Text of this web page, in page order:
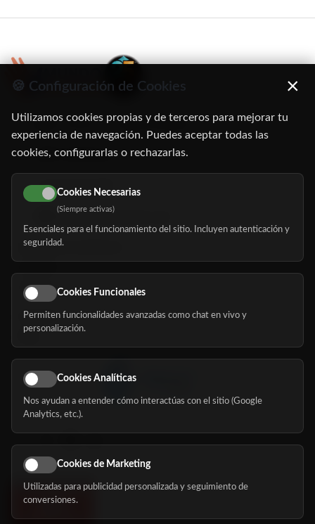
C/ Oruro, 11. 28016 Madrid
91 345 06 26
616 113 103
hola@mundomayor.com
Buscador de residencias
Eventos
Nosotros
Síguenos
🍪 Configuración de Cookies ×
Utilizamos cookies propias y de terceros para mejorar tu
experiencia de navegación. Puedes aceptar todas las
cookies, configurarlas o rechazarlas.
Cookies Necesarias
(Siempre activas)
Esenciales para el funcionamiento del sitio. Incluyen autenticación y
seguridad.
Cookies Funcionales
Permiten funcionalidades avanzadas como chat en vivo y
personalización.
Cookies Analíticas
Nos ayudan a entender cómo interactúas con el sitio (Google
Analytics, etc.).
Cookies de Marketing
Utilizadas para publicidad personalizada y seguimiento de
conversiones.